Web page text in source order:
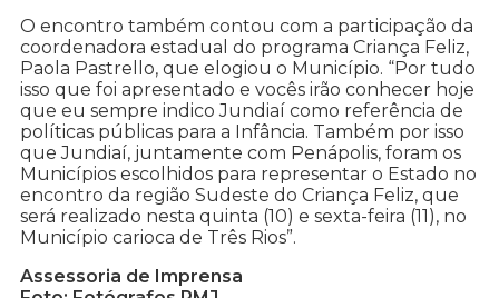
O encontro também contou com a participação da
coordenadora estadual do programa Criança Feliz,
Paola Pastrello, que elogiou o Município. “Por tudo
isso que foi apresentado e vocês irão conhecer hoje
que eu sempre indico Jundiaí como referência de
políticas públicas para a Infância. Também por isso
que Jundiaí, juntamente com Penápolis, foram os
Municípios escolhidos para representar o Estado no
encontro da região Sudeste do Criança Feliz, que
será realizado nesta quinta (10) e sexta-feira (11), no
Município carioca de Três Rios”.
Assessoria de Imprensa